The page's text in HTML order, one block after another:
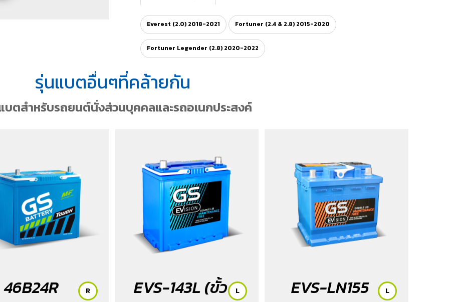
Everest (2.0) 2018-2021 Fortuner (2.4 & 2.8) 2015-2020
Fortuner Legender (2.8) 2020-2022
รุ่นแบตอื่นๆที่คล้ายกัน
บตสำหรับรถยนต์นั่งส่วนบุคคลและรถอเนกประสงค์
46B24R R
EVS-143L (ขั้ว
L EVS-LN155 L